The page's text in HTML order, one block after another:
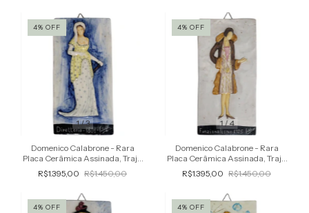
1/3
4% OFF
Domenico Calabrone - Rara
Placa Cerâmica Assinada, Traje,
Moda Diretorio, 1801, Relevo
R$1.395,00 R$1.450,00
1/4
4% OFF
Domenico Calabrone - Rara
Placa Cerâmica Assinada, Traje,
Moda Funcional em 1925, Relevo
R$1.395,00 R$1.450,00
4% OFF 4% OFF